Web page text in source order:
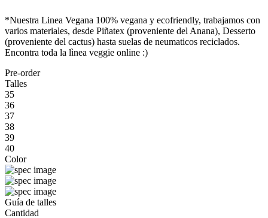
*Nuestra Linea Vegana 100% vegana y ecofriendly, trabajamos con
varios materiales, desde Piñatex (proveniente del Anana), Desserto
(proveniente del cactus) hasta suelas de neumaticos reciclados.
Encontra toda la lìnea veggie online :)
Pre-order
Talles
35
36
37
38
39
40
Color
Guía de talles
Cantidad